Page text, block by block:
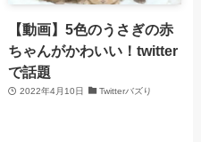
【動画】5色のうさぎの赤
ちゃんがかわいい！twitter
で話題
2022年4月10日 Twitterバズり